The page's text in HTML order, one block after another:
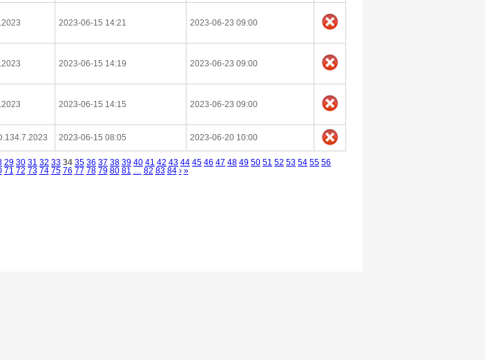
2023-06-15 14:21 2023-06-23 09:00
2023-06-15 14:19 2023-06-23 09:00
2023-06-15 14:15 2023-06-23 09:00
2023-06-15 08:05 2023-06-20 10:00
29 30 31 32 33 34 35 36 37 38 39 40 41 42 43 44 45 46 47 48 49 50 51 52 53 54 55 56
71 72 73 74 75 76 77 78 79 80 81 … 82 83 84 › »